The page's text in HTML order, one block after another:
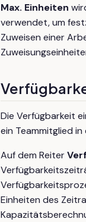
Max. Einheiten
verwendet, um
Zuweisen einer
Die Verfügbarkeit
ein Teammitglied
Auf dem Reiter
Einheiten des